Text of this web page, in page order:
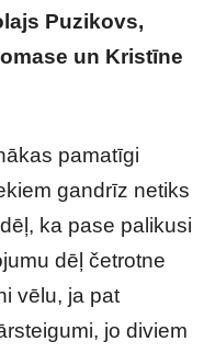
Puzikovs,
un Kristīne
pamatīgi
gandrīz netiks
ka pase palikusi
dēļ četrotne
vēlu, ja pat
jo diviem